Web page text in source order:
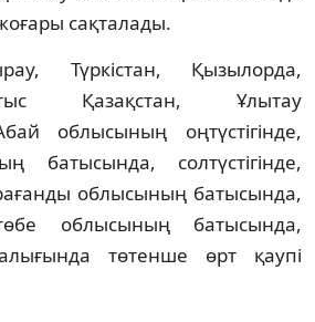
сақталады.
Түркістан, Қызылорда,
Қазақстан, Ұлытау
облысының оңтүстігінде,
батысында, солтүстігінде,
облысының батысында,
облысының батысында,
төтенше өрт қаупі